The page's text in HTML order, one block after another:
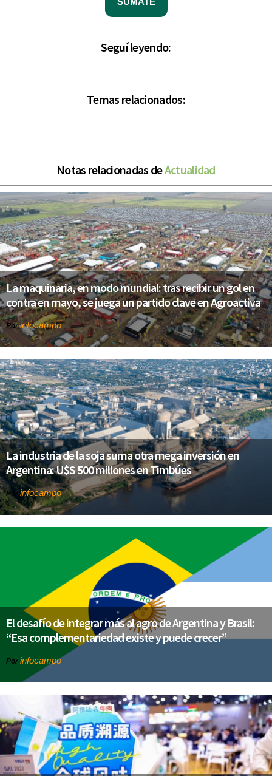
Seguí leyendo:
Temas relacionados:
Notas relacionadas deActualidad
La maquinaria, en modo mundial: tras recibir un gol en
contra en mayo, se juega un partido clave en Agroactiva
Porinfocampo
La industria de la soja suma otra mega inversión en
Argentina: U$S 500 millones en Timbúes
Porinfocampo
El desafío de integrar más al agro de Argentina y Brasil:
“Esa complementariedad existe y puede crecer”
Por infocampo